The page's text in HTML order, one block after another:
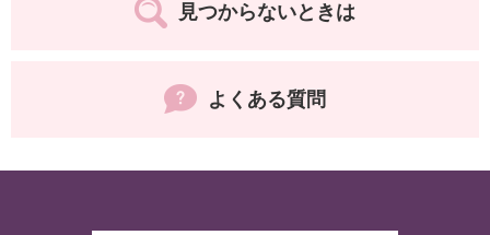
見つからないときは
よくある質問